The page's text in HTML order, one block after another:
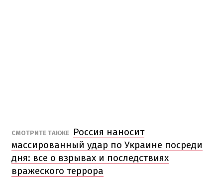
СМОТРИТЕ ТАКЖЕ
Россия наносит
массированный удар по Украине посреди
дня: все о взрывах и последствиях
вражеского террора